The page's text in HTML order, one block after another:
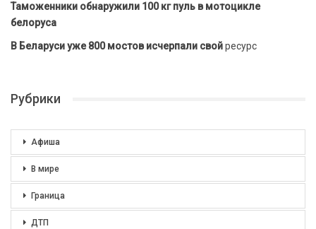
Таможенники обнаружили 100 кг пуль в мотоцикле
белоруса
В Беларуси уже 800 мостов исчерпали свойресурс
Рубрики
Афиша
В мире
Граница
ДТП